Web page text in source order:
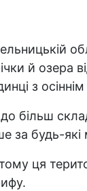
й озера
з осіннім
за будь-які
ця